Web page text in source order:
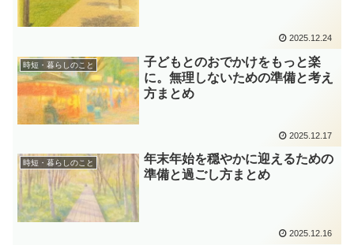
2025.12.24
時短・暮らしのこと
子どもとのおでかけをもっと楽
に。無理しないための準備と考え
方まとめ
2025.12.17
時短・暮らしのこと
年末年始を穏やかに迎えるための
準備と過ごし方まとめ
2025.12.16